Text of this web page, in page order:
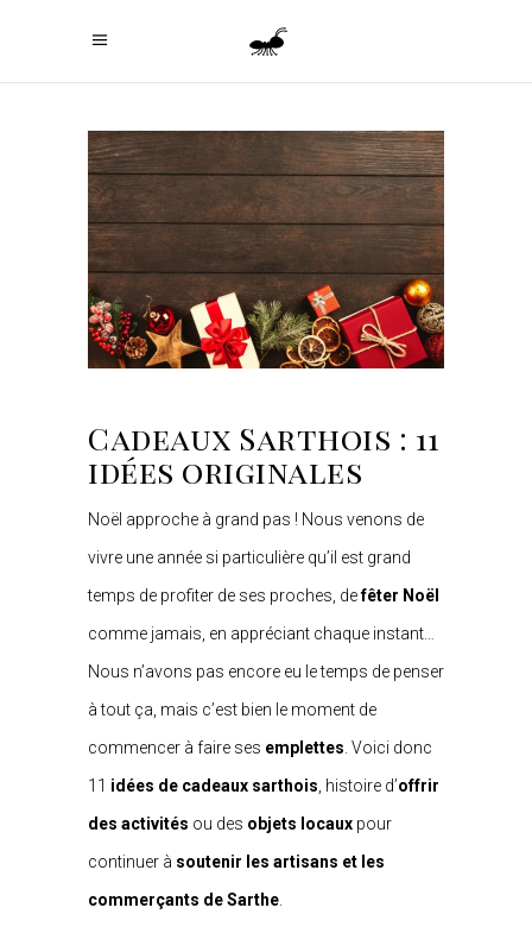
Cadeaux Sarthois : 11
idées originales
Noël approche à grand pas ! Nous venons de
vivre une année si particulière qu’il est grand
temps de profiter de ses proches, defêter Noël
comme jamais, en appréciant chaque instant…
Nous n’avons pas encore eu le temps de penser
à tout ça, mais c’est bien le moment de
commencer à faire ses emplettes . Voici donc
11 idées de cadeaux sarthois , histoire d’offrir
des activités ou des objets locaux pour
continuer à soutenir les artisans et les
commerçants de Sarthe